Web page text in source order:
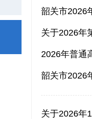
韶关市2026
关于2026年
2026年普通
韶关市2026
关于2026年